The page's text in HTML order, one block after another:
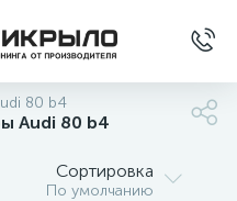
80 b4
Audi 80 b4
Сортировка
По умолчанию